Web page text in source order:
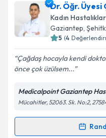
Prof. Dr. Osman
talebi oluşturun. Size
için bir takvim
bilgilendireceğiz.
E-posta Adresiniz
Kişisel verilerimin
Metni'ni okudum
kapsamda
Dr. Öğr. Üyesi
Kadın
Gaziantep,
5 (4
Çağdaş hocayla kendi
önce çok üzülsem...
Medicalpoint Gaziantep
Mücahitler, 52063. Sk. No:2,
Randevu Takvimi